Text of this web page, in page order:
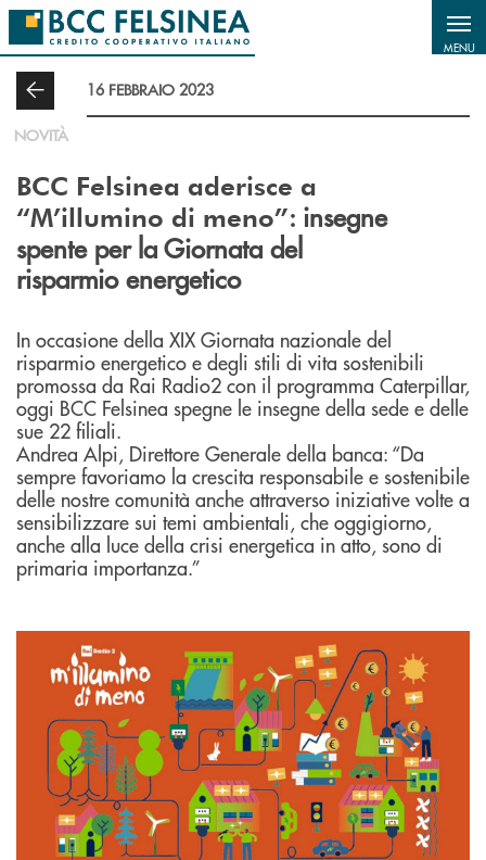
Salta al contenuto principale
MENU
16 FEBBRAIO 2023
NOVITÀ
BCC Felsinea aderisce a
“M’illumino di meno”: insegne
spente per la Giornata del
risparmio energetico
In occasione della XIX Giornata nazionale del
risparmio energetico e degli stili di vita sostenibili
promossa da Rai Radio2 con il programma Caterpillar,
oggi BCC Felsinea spegne le insegne della sede e delle
sue 22 filiali.
Andrea Alpi, Direttore Generale della banca: “Da
sempre favoriamo la crescita responsabile e sostenibile
delle nostre comunità anche attraverso iniziative volte a
sensibilizzare sui temi ambientali, che oggigiorno,
anche alla luce della crisi energetica in atto, sono di
primaria importanza.”